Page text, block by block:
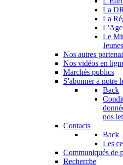
La
La
Le
Nos autres
Nos vidéos en
Marchés publics
S'abonner à notre
Back
nos
Contacts
Back
Les
Communiqués de
Recherche